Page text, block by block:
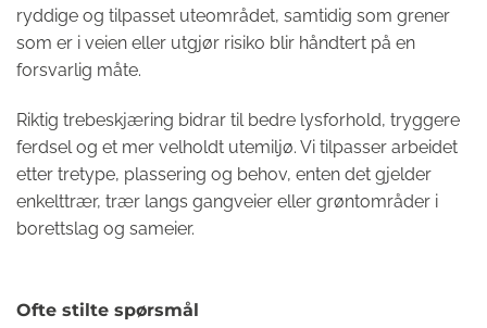
ryddige og tilpasset uteområdet, samtidig som grener
som er i veien eller utgjør risiko blir håndtert på en
forsvarlig måte.
Riktig trebeskjæring bidrar til bedre lysforhold, tryggere
ferdsel og et mer velholdt utemiljø. Vi tilpasser arbeidet
etter tretype, plassering og behov, enten det gjelder
enkelttrær, trær langs gangveier eller grøntområder i
borettslag og sameier.
Ofte stilte spørsmål